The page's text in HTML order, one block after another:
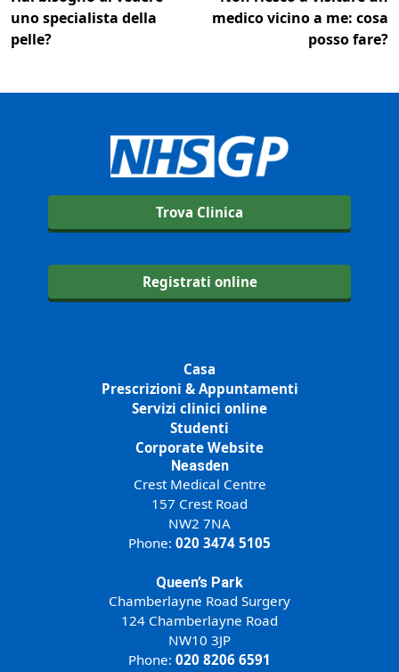
uno specialista della
pelle?
medico vicino a me: cosa
posso fare?
Trova Clinica
Registrati online
Casa
Prescrizioni & Appuntamenti
Servizi clinici online
Studenti
Corporate Website
Neasden
Crest Medical Centre
157 Crest Road
NW2 7NA
Phone: 020 3474 5105
Queen’s Park
Chamberlayne Road Surgery
124 Chamberlayne Road
NW10 3JP
Phone: 020 8206 6591